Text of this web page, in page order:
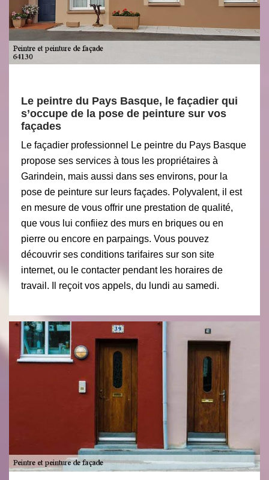
Le peintre du Pays Basque, le façadier qui
s’occupe de la pose de peinture sur vos
façades
Le façadier professionnel Le peintre du Pays Basque
propose ses services à tous les propriétaires à
Garindein, mais aussi dans ses environs, pour la
pose de peinture sur leurs façades. Polyvalent, il est
en mesure de vous offrir une prestation de qualité,
que vous lui confiiez des murs en briques ou en
pierre ou encore en parpaings. Vous pouvez
découvrir ses conditions tarifaires sur son site
internet, ou le contacter pendant les horaires de
travail. Il reçoit vos appels, du lundi au samedi.